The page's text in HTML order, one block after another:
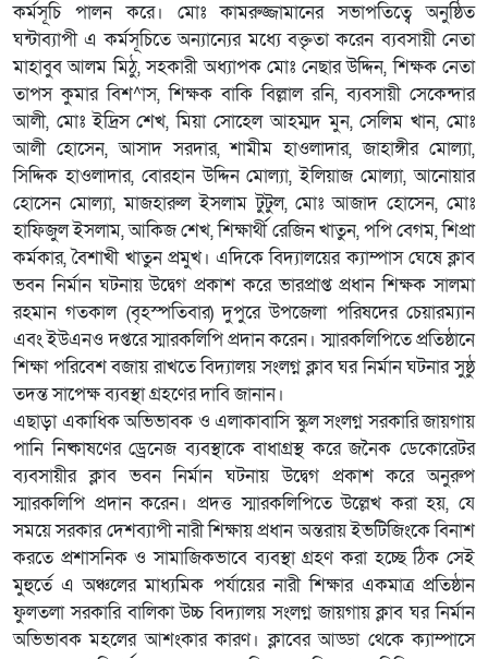
কর্মসূচি পালন করে। মোঃ কামরুজ্জামানের সভাপতিত্বে অনুষ্ঠিত
ঘন্টাব্যাপী এ কর্মসূচিতে অন্যান্যের মধ্যে বক্তৃতা করেন ব্যবসায়ী নেতা
মাহাবুব আলম মিঠু, সহকারী অধ্যাপক মোঃ নেছার উদ্দিন, শিক্ষক নেতা
তাপস কুমার বিশ^াস, শিক্ষক বাকি বিল্লাল রনি, ব্যবসায়ী সেকেন্দার
আলী, মোঃ ইদ্রিস শেখ, মিয়া সোহেল আহম্মদ মুন, সেলিম খান, মোঃ
আলী হোসেন, আসাদ সরদার, শামীম হাওলাদার, জাহাঙ্গীর মোল্যা,
সিদ্দিক হাওলাদার, বোরহান উদ্দিন মোল্যা, ইলিয়াজ মোল্যা, আনোয়ার
হোসেন মোল্যা, মাজহারুল ইসলাম টুটুল, মোঃ আজাদ হোসেন, মোঃ
হাফিজুল ইসলাম, আকিজ শেখ, শিক্ষার্থী রেজিন খাতুন, পপি বেগম, শিপ্রা
কর্মকার, বৈশাখী খাতুন প্রমুখ। এদিকে বিদ্যালয়ের ক্যাম্পাস ঘেষে ক্লাব
ভবন নির্মান ঘটনায় উদ্বেগ প্রকাশ করে ভারপ্রাপ্ত প্রধান শিক্ষক সালমা
রহমান গতকাল (বৃহস্পতিবার) দুপুরে উপজেলা পরিষদের চেয়ারম্যান
এবং ইউএনও দপ্তরে স্মারকলিপি প্রদান করেন। স্মারকলিপিতে প্রতিষ্ঠানে
শিক্ষা পরিবেশ বজায় রাখতে বিদ্যালয় সংলগ্ন ক্লাব ঘর নির্মান ঘটনার সুষ্ঠু
তদন্ত সাপেক্ষ ব্যবস্থা গ্রহণের দাবি জানান।
এছাড়া একাধিক অভিভাবক ও এলাকাবাসি স্কুল সংলগ্ন সরকারি জায়গায়
পানি নিষ্কাষণের ড্রেনেজ ব্যবস্থাকে বাধাগ্রস্থ করে জনৈক ডেকোরেটর
ব্যবসায়ীর ক্লাব ভবন নির্মান ঘটনায় উদ্বেগ প্রকাশ করে অনুরুপ
স্মারকলিপি প্রদান করেন। প্রদত্ত স্মারকলিপিতে উল্লেখ করা হয়, যে
সময়ে সরকার দেশব্যাপী নারী শিক্ষায় প্রধান অন্তরায় ইভটিজিংকে বিনাশ
করতে প্রশাসনিক ও সামাজিকভাবে ব্যবস্থা গ্রহণ করা হচ্ছে ঠিক সেই
মুহুর্তে এ অঞ্চলের মাধ্যমিক পর্যায়ের নারী শিক্ষার একমাত্র প্রতিষ্ঠান
ফুলতলা সরকারি বালিকা উচ্চ বিদ্যালয় সংলগ্ন জায়গায় ক্লাব ঘর নির্মান
অভিভাবক মহলের আশংকার কারণ। ক্লাবের আড্ডা থেকে ক্যাম্পাসে